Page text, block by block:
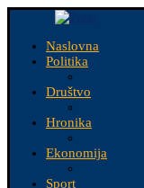
Naslovna
Politika
Društvo
Hronika
Ekonomija
Sport